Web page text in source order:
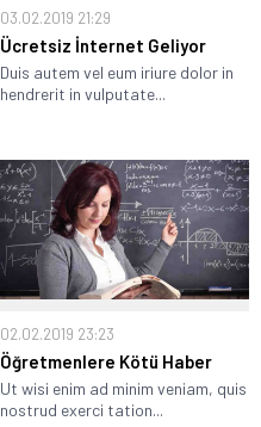
03.02.2019 21:29
Ücretsiz İnternet Geliyor
Duis autem vel eum iriure dolor in
hendrerit in vulputate...
02.02.2019 23:23
Öğretmenlere Kötü Haber
Ut wisi enim ad minim veniam, quis
nostrud exerci tation...